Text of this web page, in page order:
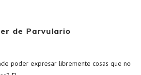
de Parvulario
poder expresar libremente cosas que no